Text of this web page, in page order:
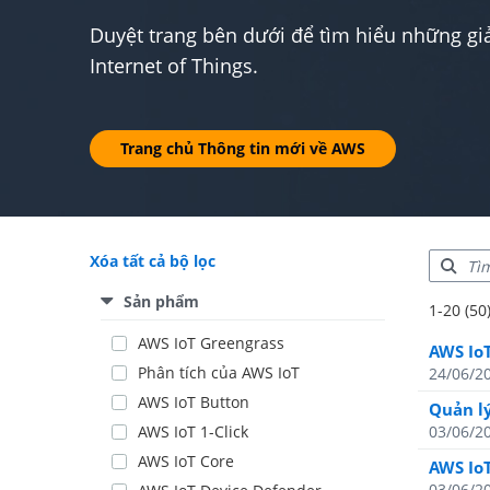
Duyệt trang bên dưới để tìm hiểu những
Internet of Things.
Trang chủ Thông tin mới về AWS
Xóa tất cả bộ lọc
Sản phẩm
AWS IoT Greengrass
Phân tích của AWS IoT
AWS IoT Button
AWS IoT 1-Click
AWS IoT Core
1-20 (50)
Showing
AWS
24/06/
Quản
03/06/
AWS